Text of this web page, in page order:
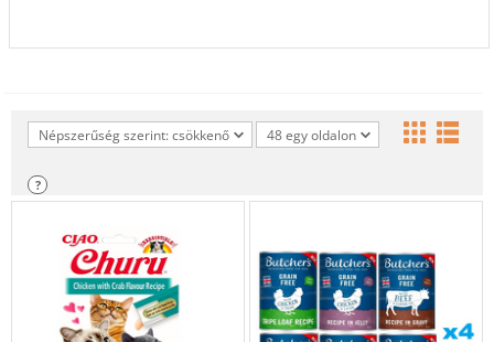
Népszerűség szerint: csökkenő 48 egy oldalon
?